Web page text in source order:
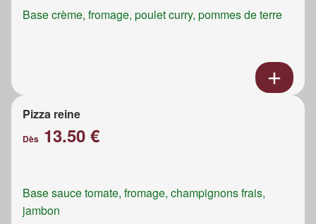
Base crème, fromage, poulet curry, pommes de terre
Pizza reine
Dès 13.50 €
Base sauce tomate, fromage, champignons frais,
jambon